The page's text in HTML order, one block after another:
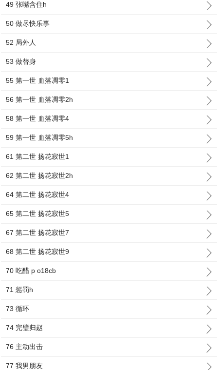
49 张嘴含住h
50 做尽快乐事
52 局外人
53 做替身
55 第一世 血落凋零1
56 第一世 血落凋零2h
58 第一世 血落凋零4
59 第一世 血落凋零5h
61 第二世 扬花寂世1
62 第二世 扬花寂世2h
64 第二世 扬花寂世4
65 第二世 扬花寂世5
67 第二世 扬花寂世7
68 第二世 扬花寂世9
70 吃醋 p o18cb
71 惩罚h
73 循环
74 完璧归赵
76 主动出击
77 我男朋友